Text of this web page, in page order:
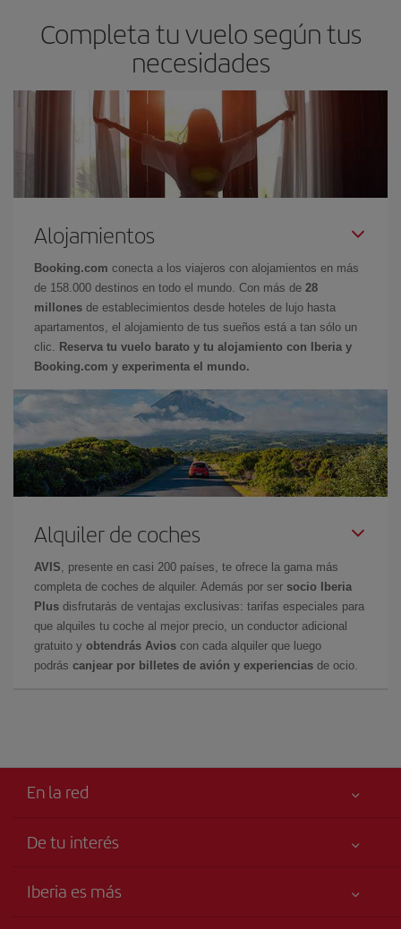
Completa tu vuelo según tus
necesidades
Alojamientos
Booking.com conecta a los viajeros con alojamientos en más
de 158.000 destinos en todo el mundo. Con más de 28
millones de establecimientos desde hoteles de lujo hasta
apartamentos, el alojamiento de tus sueños está a tan sólo un
clic.
Reserva tu vuelo barato y tu alojamiento con Iberia y
Booking.com y experimenta el mundo.
Alquiler de coches
AVIS , presente en casi 200 países, te ofrece la gama más
completa de coches de alquiler. Además por ser socio Iberia
Plus disfrutarás de ventajas exclusivas: tarifas especiales para
que alquiles tu coche al mejor precio, un conductor adicional
gratuito y obtendrás Avios con cada alquiler que luego
podrás canjear por billetes de avión y experiencias de ocio.
En la red
De tu interés
Accesibilidad
Iberia es más